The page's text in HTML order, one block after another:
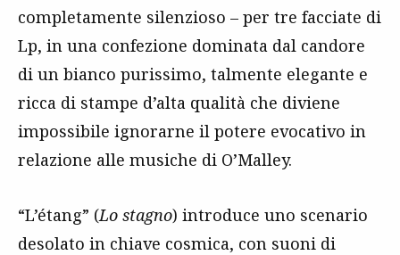
completamente silenzioso – per tre facciate di
Lp, in una confezione dominata dal candore
di un bianco purissimo, talmente elegante e
ricca di stampe d’alta qualità che diviene
impossibile ignorarne il potere evocativo in
relazione alle musiche di O’Malley.
“L’étang” (Lo stagno) introduce uno scenario
desolato in chiave cosmica, con suoni di